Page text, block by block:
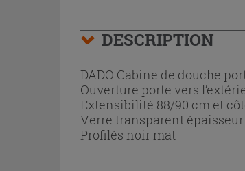
DESCRIPTION
DADO Cabine de douche
Ouverture porte vers
Extensibilité 88/90 cm et
Verre transparent
Profilés noir mat